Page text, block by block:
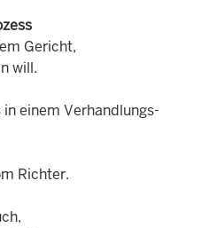
Gericht,
will.
einem Verhandlungs-
Richter.